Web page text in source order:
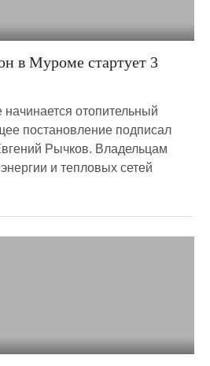
в Муроме стартует 3
отопительный
постановление подписал
Рычков. Владельцам
и тепловых сетей